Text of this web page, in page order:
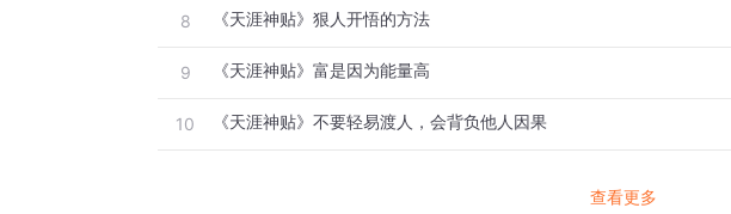
8 《天涯神贴》狠人开悟的方法
9 《天涯神贴》富是因为能量高
10 《天涯神贴》不要轻易渡人，会背负他人因果
查看更多